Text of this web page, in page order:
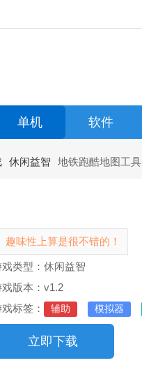
单机 软件
休闲益智 地铁跑酷地图工具
趣味性上算是很不错的！
戏类型：休闲益智
戏版本：v1.2
标签：
辅助 模拟器
立即下载